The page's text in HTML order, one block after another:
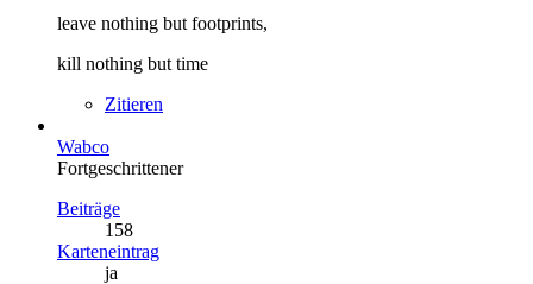
leave nothing but footprints,
kill nothing but time
Zitieren
Wabco
Fortgeschrittener
Beiträge
158
Karteneintrag
ja